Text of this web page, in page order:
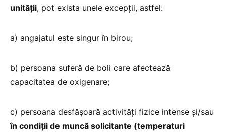
unității, pot exista unele excepții, astfel:
a) angajatul este singur în birou;
b) persoana suferă de boli care afectează
capacitatea de oxigenare;
c) persoana desfășoară activități fizice intense și/sau
în condiții de muncă solicitante (temperaturi